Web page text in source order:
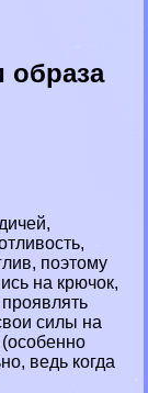
образа
поэтому
на крючок,
силы на
ведь когда